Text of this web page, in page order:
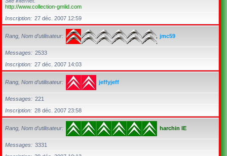
http://www.collection-gmlid.com
Inscription
27 déc. 2007 12:59
Rang, Nom d’utilisateur jmc59
Messages
2533
Inscription
27 déc. 2007 14:03
Rang, Nom d’utilisateur jeffyjeff
Messages
221
Inscription
28 déc. 2007 23:58
Rang, Nom d’utilisateur harchin IE
Messages
3331